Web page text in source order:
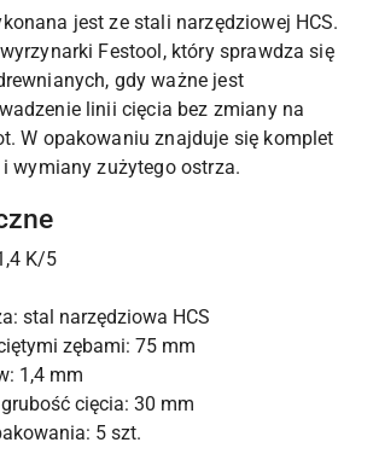
jest ze stali narzędziowej HCS.
Festool, który sprawdza się
gdy ważne jest
linii cięcia bez zmiany na
W opakowaniu znajduje się komplet
wymiany zużytego ostrza.
K/5
stal narzędziowa HCS
zębami: 75 mm
1,4 mm
cięcia: 30 mm
5 szt.